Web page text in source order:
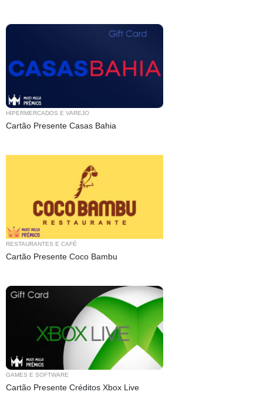
HIPERMERCADOS E VAREJO
Cartão Presente Casas Bahia
RESTAURANTES E CAFÉ
Cartão Presente Coco Bambu
GAMES E SOFTWARE
Cartão Presente Créditos Xbox Live